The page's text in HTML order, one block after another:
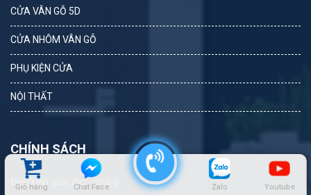
Giỏ hàng Chat Face Zalo Youtube
CỬA VÂN GỖ 5D
CỬA NHÔM VÂN GỖ
PHỤ KIỆN CỬA
NỘI THẤT
CHÍNH SÁCH
Điều kiện giao dịch chung